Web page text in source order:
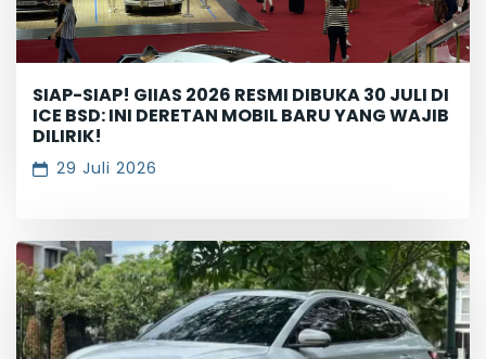
SIAP-SIAP! GIIAS 2026 RESMI DIBUKA 30 JULI DI
ICE BSD: INI DERETAN MOBIL BARU YANG WAJIB
DILIRIK!
29 Juli 2026